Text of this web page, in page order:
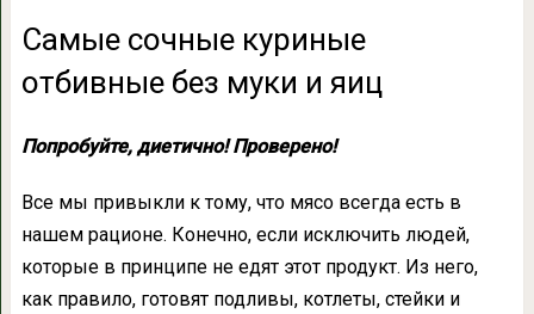
Самые сочные куриные
отбивные без муки и яиц
Попробуйте, диетично! Проверено!
Все мы привыкли к тому, что мясо всегда есть в
нашем рационе. Конечно, если исключить людей,
которые в принципе не едят этот продукт. Из него,
как правило, готовят подливы, котлеты, стейки и